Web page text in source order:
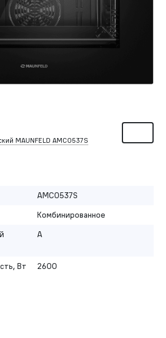
MAUNFELD AMCO537S
AMCO537S
Комбинированное
A
Вт 2600